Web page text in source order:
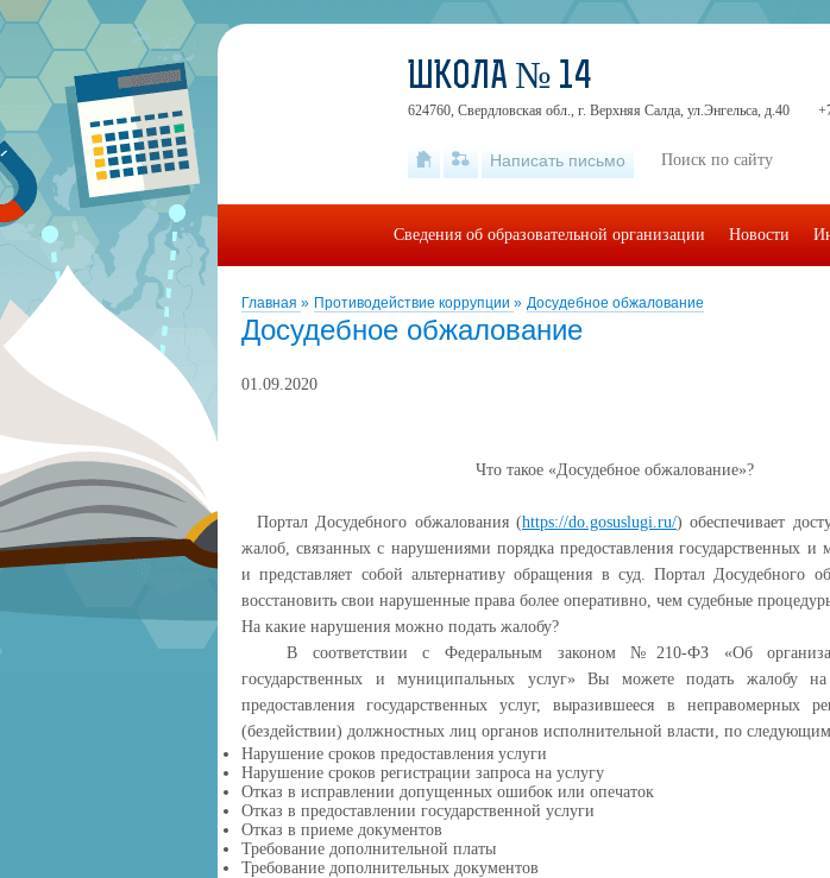
Главная » Противодействие коррупции » Досудебное обжалование
Досудебное обжалование
01.09.2020
Что такое «Досудебное обжалование»?
Портал Досудебного обжалования (https://do.gosuslugi.ru/) обеспечивает
жалоб, связанных с нарушениями порядка предоставления государственных и
и представляет собой альтернативу обращения в суд. Портал Досудебного
восстановить свои нарушенные права более оперативно, чем судебные
На какие нарушения можно подать жалобу?
В соответствии с Федеральным законом №210-ФЗ «Об
государственных и муниципальных услуг» Вы можете подать жалобу
предоставления государственных услуг, выразившееся в неправомерных
(бездействии) должностных лиц органов исполнительной власти, по
Нарушение сроков предоставления услуги
Нарушение сроков регистрации запроса на услугу
Отказ в исправлении допущенных ошибок или опечаток
Отказ в предоставлении государственной услуги
Отказ в приеме документов
Требование дополнительной платы
Требование дополнительных документов
ШКОЛА № 14
624760, Свердловская обл., г. Верхняя Салда, ул.Энгельса, д.40
Написать письмо
Сведения об образовательной организации Новости